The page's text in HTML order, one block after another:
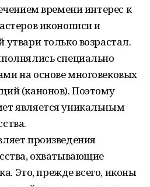
времени интерес к
иконописи и
только возрастал.
специально
на основе многовековых
(канонов). Поэтому
является уникальным
произведения
охватывающие
Это, прежде всего, иконы